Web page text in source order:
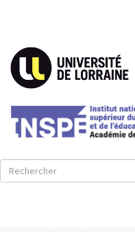
contenu
principal
Rechercher
Rechercher